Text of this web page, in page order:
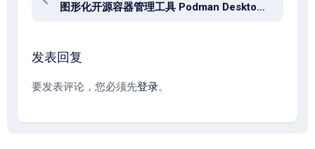
图形化开源容器管理工具 Podman Desktop 5.8.0
发表回复
要发表评论，您必须先登录。